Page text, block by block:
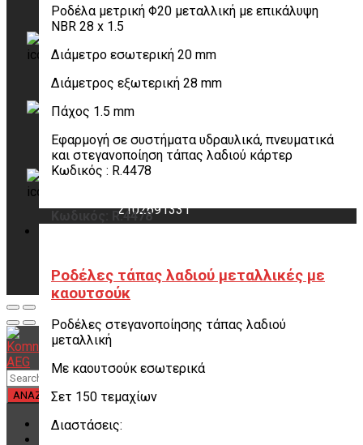
Ροδέλα μετρική Φ20 μεταλλική με επικάλυψη
NBR 28 x 1.5
Διάμετρο εσωτερική 20 mm
Διάμετρος εξωτερική 28 mm
Πάχος 1.5 mm
Εφαρμογή σε συστήματα υδραυλικά, πνευματικά
και στεγανοποίηση τάπας λαδιού κάρτερ
Κωδικός : R.4478
Κωδικός: R.4478
Ροδέλες τάπας λαδιού μεταλλικές με
καουτσούκ
Ροδέλες στεγανοποίησης τάπας λαδιού
μεταλλική
Με καουτσούκ εσωτερικά
Σετ 150 τεμαχίων
Διαστάσεις:
(@KomninosIgnatios)
info@komninos-group.gr
Χρειάζεσαι βοήθεια;
2102691331
ΑΡΧΙΚΗ